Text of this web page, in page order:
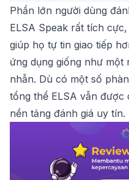
Phần lớn người dùng
ELSA Speak rất tích
giúp họ tự tin giao tiếp
ứng dụng giống như một
nhẫn. Dù có một số
tổng thể ELSA vẫn được
nền tảng đánh giá uy tín.